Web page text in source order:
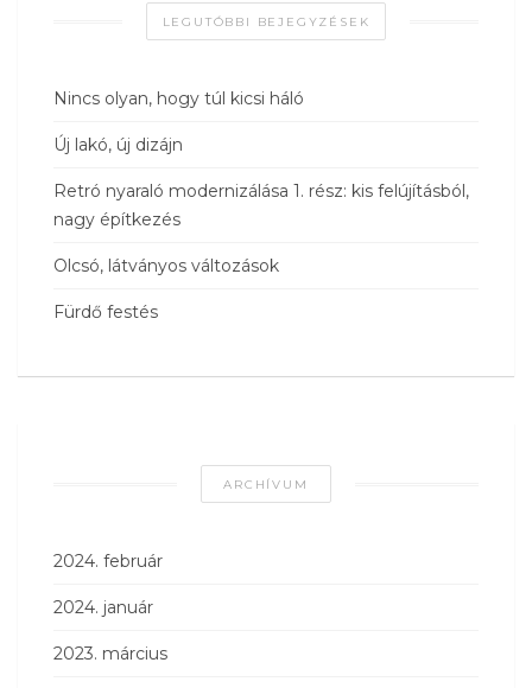
LEGUTÓBBI BEJEGYZÉSEK
Nincs olyan, hogy túl kicsi háló
Új lakó, új dizájn
Retró nyaraló modernizálása 1. rész: kis felújításból,
nagy építkezés
Olcsó, látványos változások
Fürdő festés
ARCHÍVUM
2024. február
2024. január
2023. március